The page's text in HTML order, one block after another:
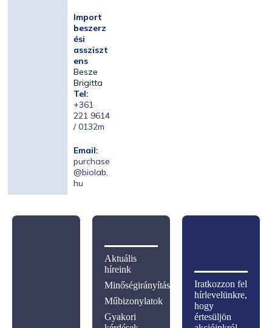
Import
beszerz
ési
assziszt
ens
Besze
Brigitta
Tel:
+361
221 9614
/ 0132m
Email:
purchase
@biolab.
hu
Iratkozzon fel
hírlevelünkre,
hogy
értesüljön
Aktuális
híreink
Minőségirányítás
Műbizonylatok
Gyakori